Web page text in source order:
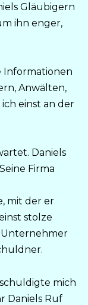
Gläubigern
ihn enger,
Informationen
Anwälten,
einst an der
Daniels
Firma
mit der er
stolze
Unternehmer
mich
Daniels Ruf